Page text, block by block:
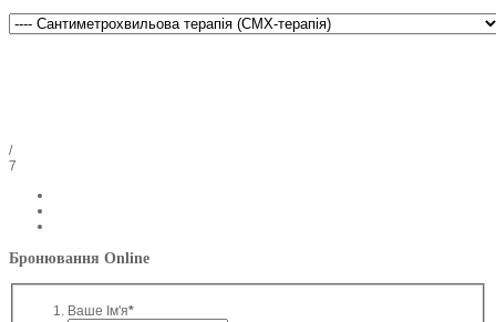
/
7
Бронювання Online
Ваше Ім'я*